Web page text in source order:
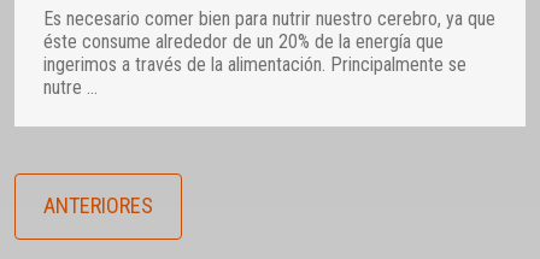
Es necesario comer bien para nutrir nuestro cerebro, ya que
éste consume alrededor de un 20% de la energía que
ingerimos a través de la alimentación. Principalmente se
nutre
ANTERIORES